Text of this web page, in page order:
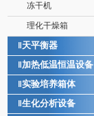
冻干机
理化干燥箱
天平衡器
加热低温恒温设备
实验培养箱体
生化分析设备